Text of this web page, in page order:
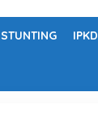
STUNTING IPKD